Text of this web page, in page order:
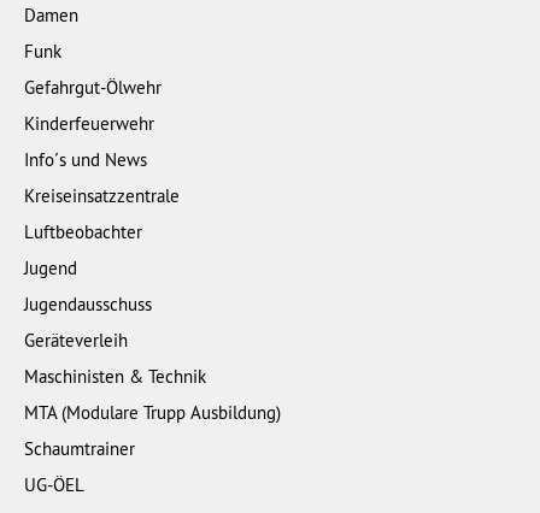
Damen
Funk
Gefahrgut-Ölwehr
Kinderfeuerwehr
Info´s und News
Kreiseinsatzzentrale
Luftbeobachter
Jugend
Jugendausschuss
Geräteverleih
Maschinisten & Technik
MTA (Modulare Trupp Ausbildung)
Schaumtrainer
UG-ÖEL